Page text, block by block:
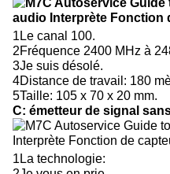
1Le canal 100.
2Fréquence 2400 MHz à
3Je suis désolé.
4Distance de travail: 180
5Taille: 105 x 70 x 20 mm.
C: émetteur de signal
1La technologie: